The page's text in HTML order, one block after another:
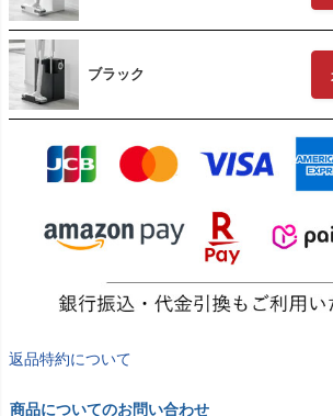
ブラック
返品特約について
商品についてのお問い合わせ